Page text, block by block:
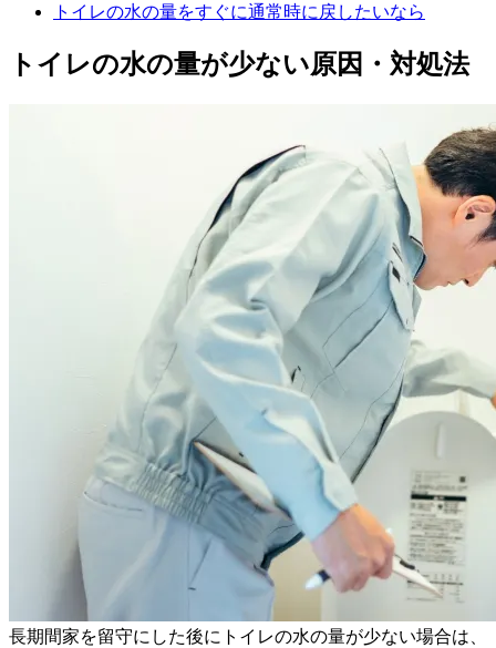
トイレの水の量をすぐに通常時に戻したいなら
トイレの水の量が少ない原因・対処法
長期間家を留守にした後にトイレの水の量が少ない場合は、